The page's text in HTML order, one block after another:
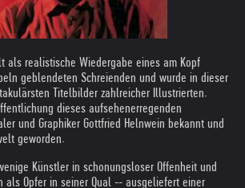
als realistische Wiedergabe eines am Kopf
geblendeten Schreienden und wurde in dieser
Titelbilder zahlreicher Illustrierten.
dieses aufsehenerregenden
und Graphiker Gottfried Helnwein bekannt und
geworden.
Künstler in schonungsloser Offenheit und
als Opfer in seiner Qual -- ausgeliefert einer